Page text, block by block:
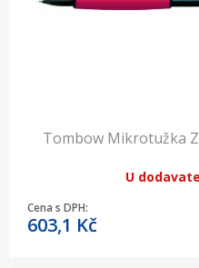
Tombow Mikrotužka
U
Cena s DPH:
603,1 Kč